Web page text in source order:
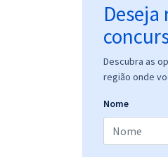
Descubra as
região onde
Nome